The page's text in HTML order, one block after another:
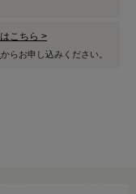
こちら >
からお申し込みください。